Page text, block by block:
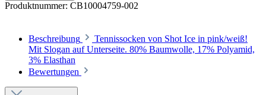
Produktnummer: CB10004759-002
Beschreibung
Tennissocken von Shot Ice in pink/weiß!
Mit Slogan auf Unterseite. 80% Baumwolle, 17% Polyamid,
3% Elasthan
Bewertungen